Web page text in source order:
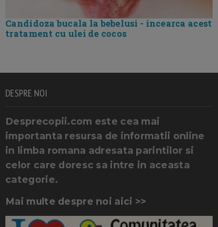
Candidoza bucala la bebelusi - incearca acest
tratament cu ulei de cocos
DESPRE NOI
Desprecopii.com este cea mai
importanta resursa de informatii online
in limba romana adresata parintilor si
celor care doresc sa intre in aceasta
categorie.
Mai multe despre noi aici >>